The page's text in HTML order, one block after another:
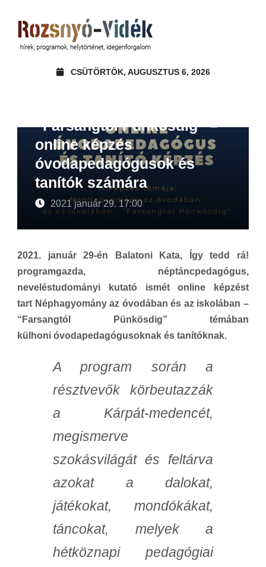
CSÜTÖRTÖK, AUGUSZTUS 6, 2026
“Farsangtól Pünkösdig” –
online képzés
óvodapedagógusok és
tanítók számára
2021 január 29. 17:00
2021. január 29-én Balatoni Kata, Így tedd rá!
programgazda, néptáncpedagógus,
neveléstudományi kutató ismét online képzést
tart Néphagyomány az óvodában és az iskolában –
“Farsangtól Pünkösdig” témában
külhoni óvodapedagógusoknak és tanítóknak.
A program során a
résztvevők körbeutazzák
a Kárpát-medencét,
megismerve
szokásvilágát és feltárva
azokat a dalokat,
játékokat, mondókákat,
táncokat, melyek a
hétköznapi pedagógiai